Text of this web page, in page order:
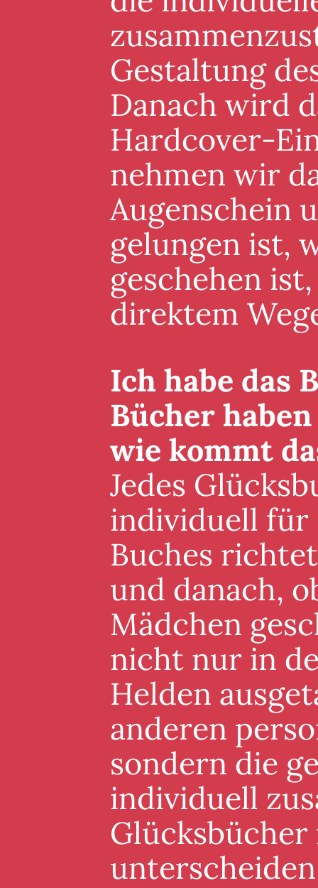
Gestaltung
Danach wird
Hardcover-
nehmen wir
Augenschein
gelungen ist,
geschehen
direktem
Ich habe das
Bücher
wie kommt
Jedes
individuell für
Buches
und danach,
Mädchen
nicht nur in
Helden
anderen
sondern die
individuell